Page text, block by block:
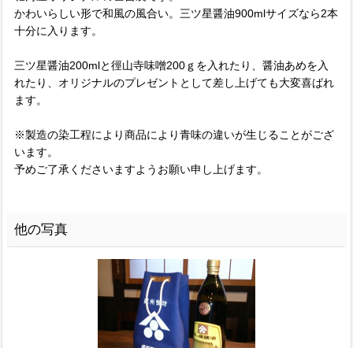
かわいらしい形で和風の風合い。三ツ星醤油900mlサイズなら2本
十分に入ります。
三ツ星醤油200mlと徑山寺味噌200ｇを入れたり、醤油あめを入
れたり、オリジナルのプレゼントとして差し上げても大変喜ばれ
ます。
※製造の染工程により商品により青味の違いが生じることがござ
います。
予めご了承くださいますようお願い申し上げます。
他の写真